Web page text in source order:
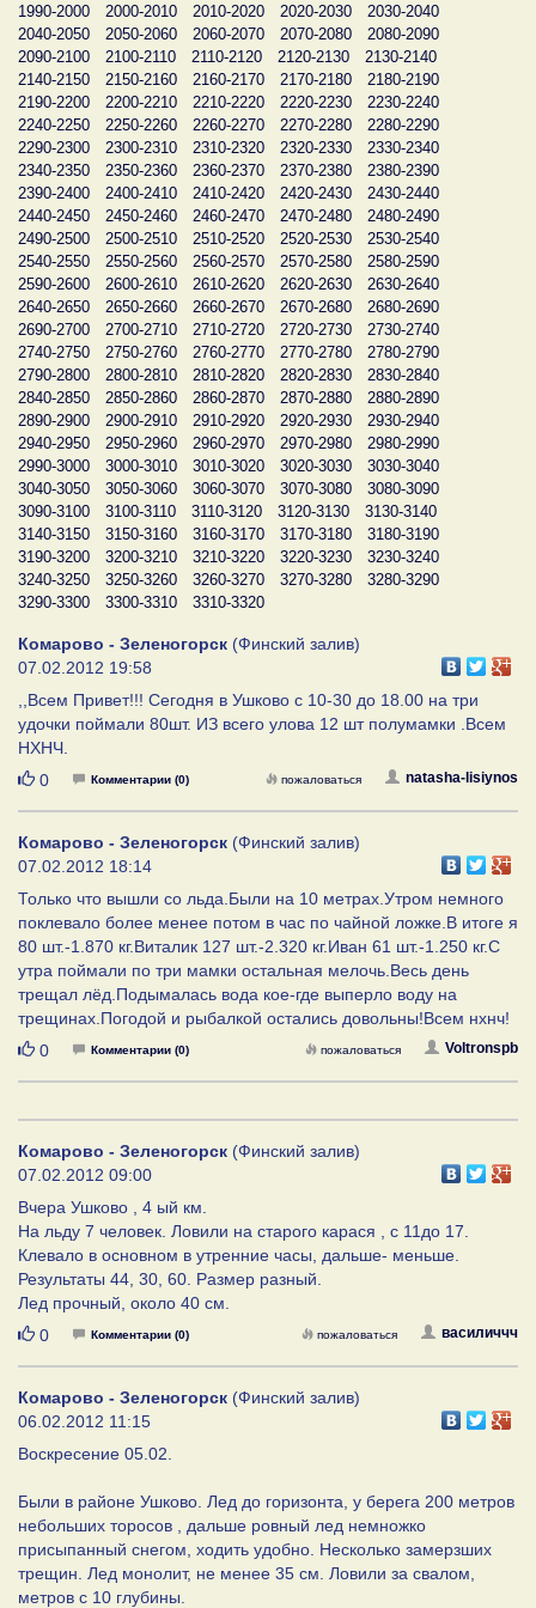
1990-2000
2000-2010 2010-2020 2020-2030
2030-2040
2040-2050
2050-2060 2060-2070 2070-2080
2080-2090
2090-2100
2100-2110 2110-2120 2120-2130
2130-2140
2140-2150
2150-2160 2160-2170 2170-2180
2180-2190
2190-2200
2200-2210 2210-2220 2220-2230
2230-2240
2240-2250
2250-2260 2260-2270 2270-2280
2280-2290
2290-2300
2300-2310 2310-2320 2320-2330
2330-2340
2340-2350
2350-2360 2360-2370 2370-2380
2380-2390
2390-2400
2400-2410 2410-2420 2420-2430
2430-2440
2440-2450
2450-2460 2460-2470 2470-2480
2480-2490
2490-2500
2500-2510 2510-2520 2520-2530
2530-2540
2540-2550
2550-2560 2560-2570 2570-2580
2580-2590
2590-2600
2600-2610 2610-2620 2620-2630
2630-2640
2640-2650
2650-2660 2660-2670 2670-2680
2680-2690
2690-2700
2700-2710 2710-2720 2720-2730
2730-2740
2740-2750
2750-2760 2760-2770 2770-2780
2780-2790
2790-2800
2800-2810 2810-2820 2820-2830
2830-2840
2840-2850
2850-2860 2860-2870 2870-2880
2880-2890
2890-2900
2900-2910 2910-2920 2920-2930
2930-2940
2940-2950
2950-2960 2960-2970 2970-2980
2980-2990
2990-3000
3000-3010 3010-3020 3020-3030
3030-3040
3040-3050
3050-3060 3060-3070 3070-3080
3080-3090
3090-3100
3100-3110 3110-3120 3120-3130
3130-3140
3140-3150
3150-3160 3160-3170 3170-3180
3180-3190
3190-3200
3200-3210 3210-3220 3220-3230
3230-3240
3240-3250
3250-3260 3260-3270 3270-3280
3280-3290
3290-3300
3300-3310 3310-3320
Комарово - Зеленогорск (Финский залив)
07.02.2012 19:58
,,Всем Привет!!! Сегодня в Ушково с 10-30 до 18.00 на три
удочки поймали 80шт. ИЗ всего улова 12 шт полумамки .Всем
НХНЧ.
Нравится
0 Комментарии (0) natasha-lisiynos
пожаловаться
Комарово - Зеленогорск (Финский залив)
07.02.2012 18:14
Только что вышли со льда.Были на 10 метрах.Утром немного
поклевало более менее потом в час по чайной ложке.В итоге я
80 шт.-1.870 кг.Виталик 127 шт.-2.320 кг.Иван 61 шт.-1.250 кг.С
утра поймали по три мамки остальная мелочь.Весь день
трещал лёд.Подымалась вода кое-где выперло воду на
трещинах.Погодой и рыбалкой остались довольны!Всем нхнч!
Нравится
0 Комментарии (0) Voltronspb
пожаловаться
Комарово - Зеленогорск (Финский залив)
07.02.2012 09:00
Вчера Ушково , 4 ый км.
На льду 7 человек. Ловили на старого карася , с 11до 17.
Клевало в основном в утренние часы, дальше- меньше.
Результаты 44, 30, 60. Размер разный.
Лед прочный, около 40 см.
Нравится
0 Комментарии (0) василиччч
пожаловаться
Комарово - Зеленогорск (Финский залив)
06.02.2012 11:15
Воскресение 05.02.
Были в районе Ушково. Лед до горизонта, у берега 200 метров
небольших торосов , дальше ровный лед немножко
присыпанный снегом, ходить удобно. Несколько замерзших
трещин. Лед монолит, не менее 35 см. Ловили за свалом,
метров с 10 глубины.